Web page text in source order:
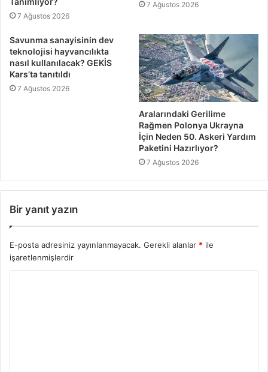
7 Ağustos 2026
7 Ağustos 2026
Savunma sanayisinin dev
teknolojisi hayvancılıkta
nasıl kullanılacak? GEKİS
Kars’ta tanıtıldı
7 Ağustos 2026
Aralarındaki Gerilime
Rağmen Polonya Ukrayna
İçin Neden 50. Askeri Yardım
Paketini Hazırlıyor?
7 Ağustos 2026
Bir yanıt yazın
E-posta adresiniz yayınlanmayacak. Gerekli alanlar * ile
işaretlenmişlerdir